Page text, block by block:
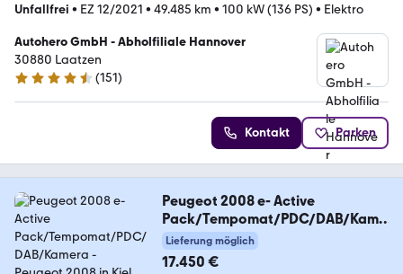
Unfallfrei • EZ 12/2021 • 49.485 km • 100 kW (136 PS) • Elektro
Autohero GmbH - Abholfiliale Hannover
30880 Laatzen
4.7 Sterne
(151)
Kontakt Parken
Peugeot 2008 e- Active
Pack/Tempomat/PDC/DAB/Kame
ra
Lieferung möglich
17.450 €